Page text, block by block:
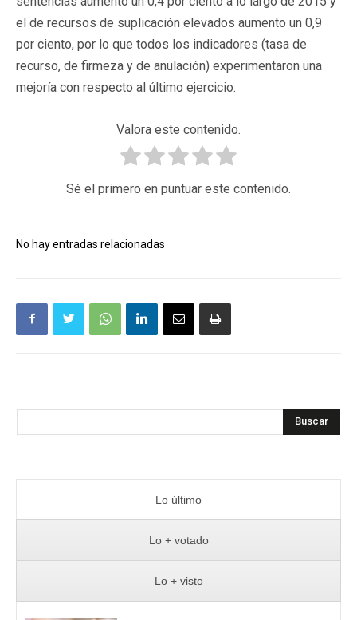
el de recursos de suplicación elevados aumento un 0,9
por ciento, por lo que todos los indicadores (tasa de
recurso, de firmeza y de anulación) experimentaron una
mejoría con respecto al último ejercicio.
Valora este contenido.
Sé el primero en puntuar este contenido.
No hay entradas relacionadas
Buscar
Lo último
Lo + votado
Lo + visto